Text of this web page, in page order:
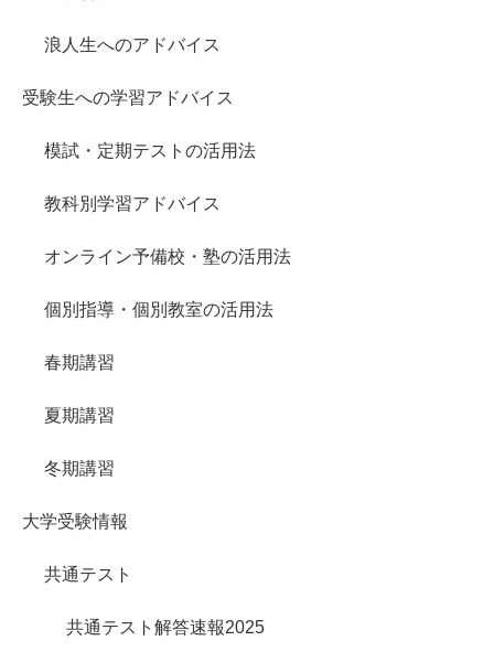
浪人生へのアドバイス
受験生への学習アドバイス
模試・定期テストの活用法
教科別学習アドバイス
オンライン予備校・塾の活用法
個別指導・個別教室の活用法
春期講習
夏期講習
冬期講習
大学受験情報
共通テスト
共通テスト解答速報2025